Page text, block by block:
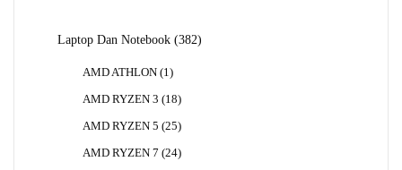
Laptop Dan Notebook 382382
AMD ATHLON 1 1
AMD RYZEN 3
1818
AMD RYZEN 5 2525
AMD RYZEN 7 2424